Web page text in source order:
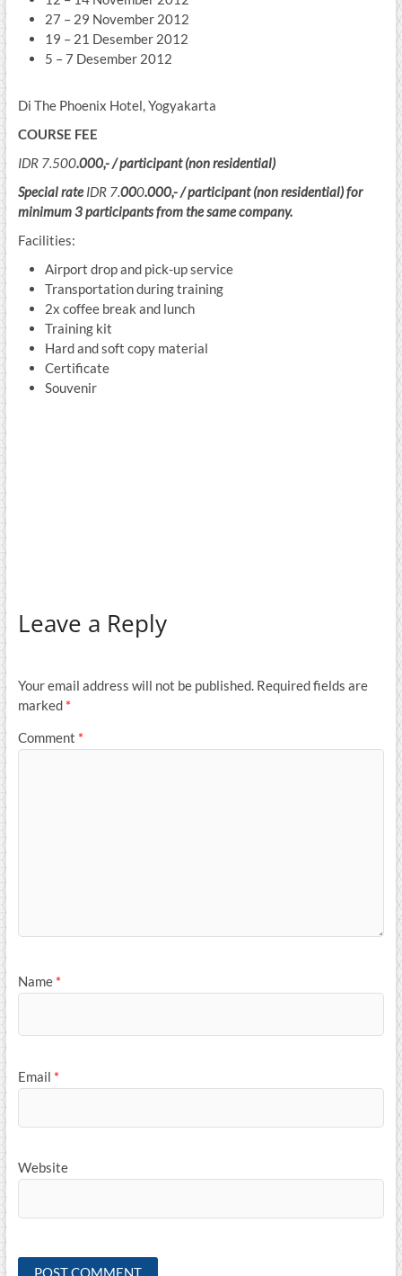
27 – 29 November 2012
19 – 21 Desember 2012
5 – 7 Desember 2012
Di The Phoenix Hotel, Yogyakarta
COURSE FEE
IDR 7.500.000,- / participant (non residential)
Special rateIDR 7.000.000,- / participant (non residential) for
minimum 3 participants from the same company.
Facilities:
Airport drop and pick-up service
Transportation during training
2x coffee break and lunch
Training kit
Hard and soft copy material
Certificate
Souvenir
Leave a Reply
Your email address will not be published. Required fields are
marked *
Comment *
Name *
Email *
Website